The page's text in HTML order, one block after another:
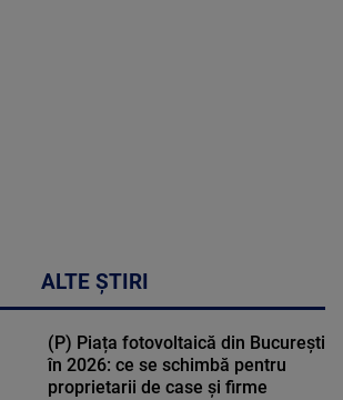
ALTE ȘTIRI
(P) Piața fotovoltaică din București
în 2026: ce se schimbă pentru
proprietarii de case și firme